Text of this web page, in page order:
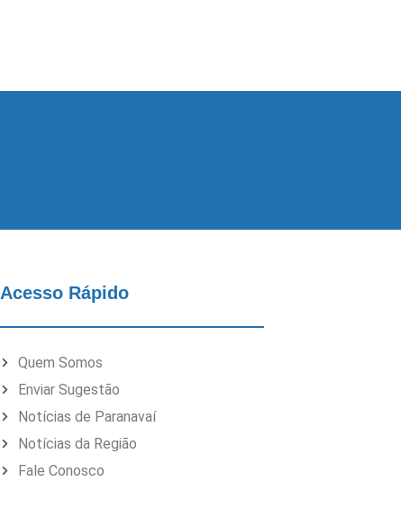
Acesso Rápido
Quem Somos
Enviar Sugestão
Notícias de Paranavaí
Notícias da Região
Fale Conosco